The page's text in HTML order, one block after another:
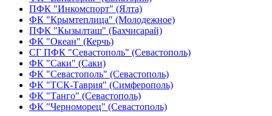
ПФК "Инкомспорт" (Ялта)
ФК "Крымтеплица" (Молодежное)
ПФК "Кызылташ" (Бахчисарай)
ФК "Океан" (Керчь)
СГ ПФК "Севастополь" (Севастополь)
ФК "Саки" (Саки)
ФК "Севастополь" (Севастополь)
ФК "ТСК-Таврия" (Симферополь)
ФК "Танго" (Севастополь)
ФК "Черноморец" (Севастополь)